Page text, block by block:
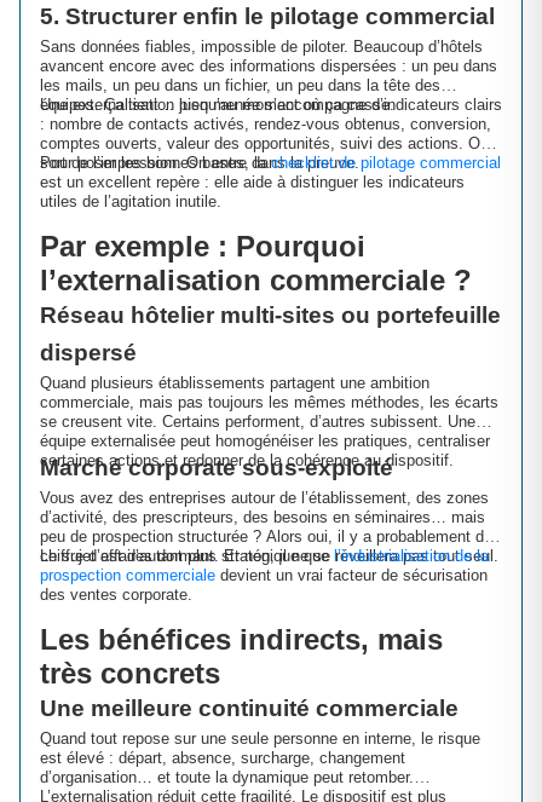
5. Structurer enfin le pilotage commercial
Sans données fiables, impossible de piloter. Beaucoup d’hôtels
avancent encore avec des informations dispersées : un peu dans
les mails, un peu dans un fichier, un peu dans la tête des
équipes. Ça tient… jusqu’au moment où ça casse.
Une externalisation bien menée s’accompagne d’indicateurs clairs
: nombre de contacts activés, rendez-vous obtenus, conversion,
comptes ouverts, valeur des opportunités, suivi des actions. On
sort de l’impression. On entre dans la preuve.
Pour poser les bonnes bases, lachecklist de pilotage commercial
est un excellent repère : elle aide à distinguer les indicateurs
utiles de l’agitation inutile.
Par exemple : Pourquoi
l’externalisation commerciale ?
Réseau hôtelier multi-sites ou portefeuille
dispersé
Quand plusieurs établissements partagent une ambition
commerciale, mais pas toujours les mêmes méthodes, les écarts
se creusent vite. Certains performent, d’autres subissent. Une
équipe externalisée peut homogénéiser les pratiques, centraliser
certaines actions et redonner de la cohérence au dispositif.
Marché corporate sous-exploité
Vous avez des entreprises autour de l’établissement, des zones
d’activité, des prescripteurs, des besoins en séminaires… mais
peu de prospection structurée ? Alors oui, il y a probablement du
chiffre d’affaires dormant. Et non, il ne se réveillera pas tout seul.
Le sujet est d’autant plus stratégique que l’industrialisation de la
prospection commerciale devient un vrai facteur de sécurisation
des ventes corporate.
Les bénéfices indirects, mais
très concrets
Une meilleure continuité commerciale
Quand tout repose sur une seule personne en interne, le risque
est élevé : départ, absence, surcharge, changement
d’organisation… et toute la dynamique peut retomber.
L’externalisation réduit cette fragilité. Le dispositif est plus